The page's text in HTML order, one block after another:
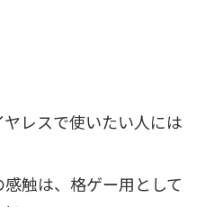
レスで使いたい人には
触は、格ゲー用として